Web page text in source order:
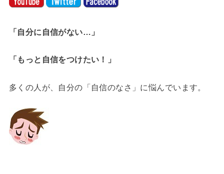
「自分に自信がない…」
「もっと自信をつけたい！」
多くの人が、自分の「自信のなさ」に悩んでいます。